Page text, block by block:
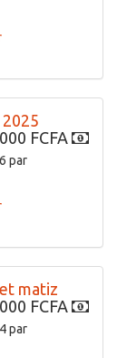
FCFA
par
matiz
FCFA
par